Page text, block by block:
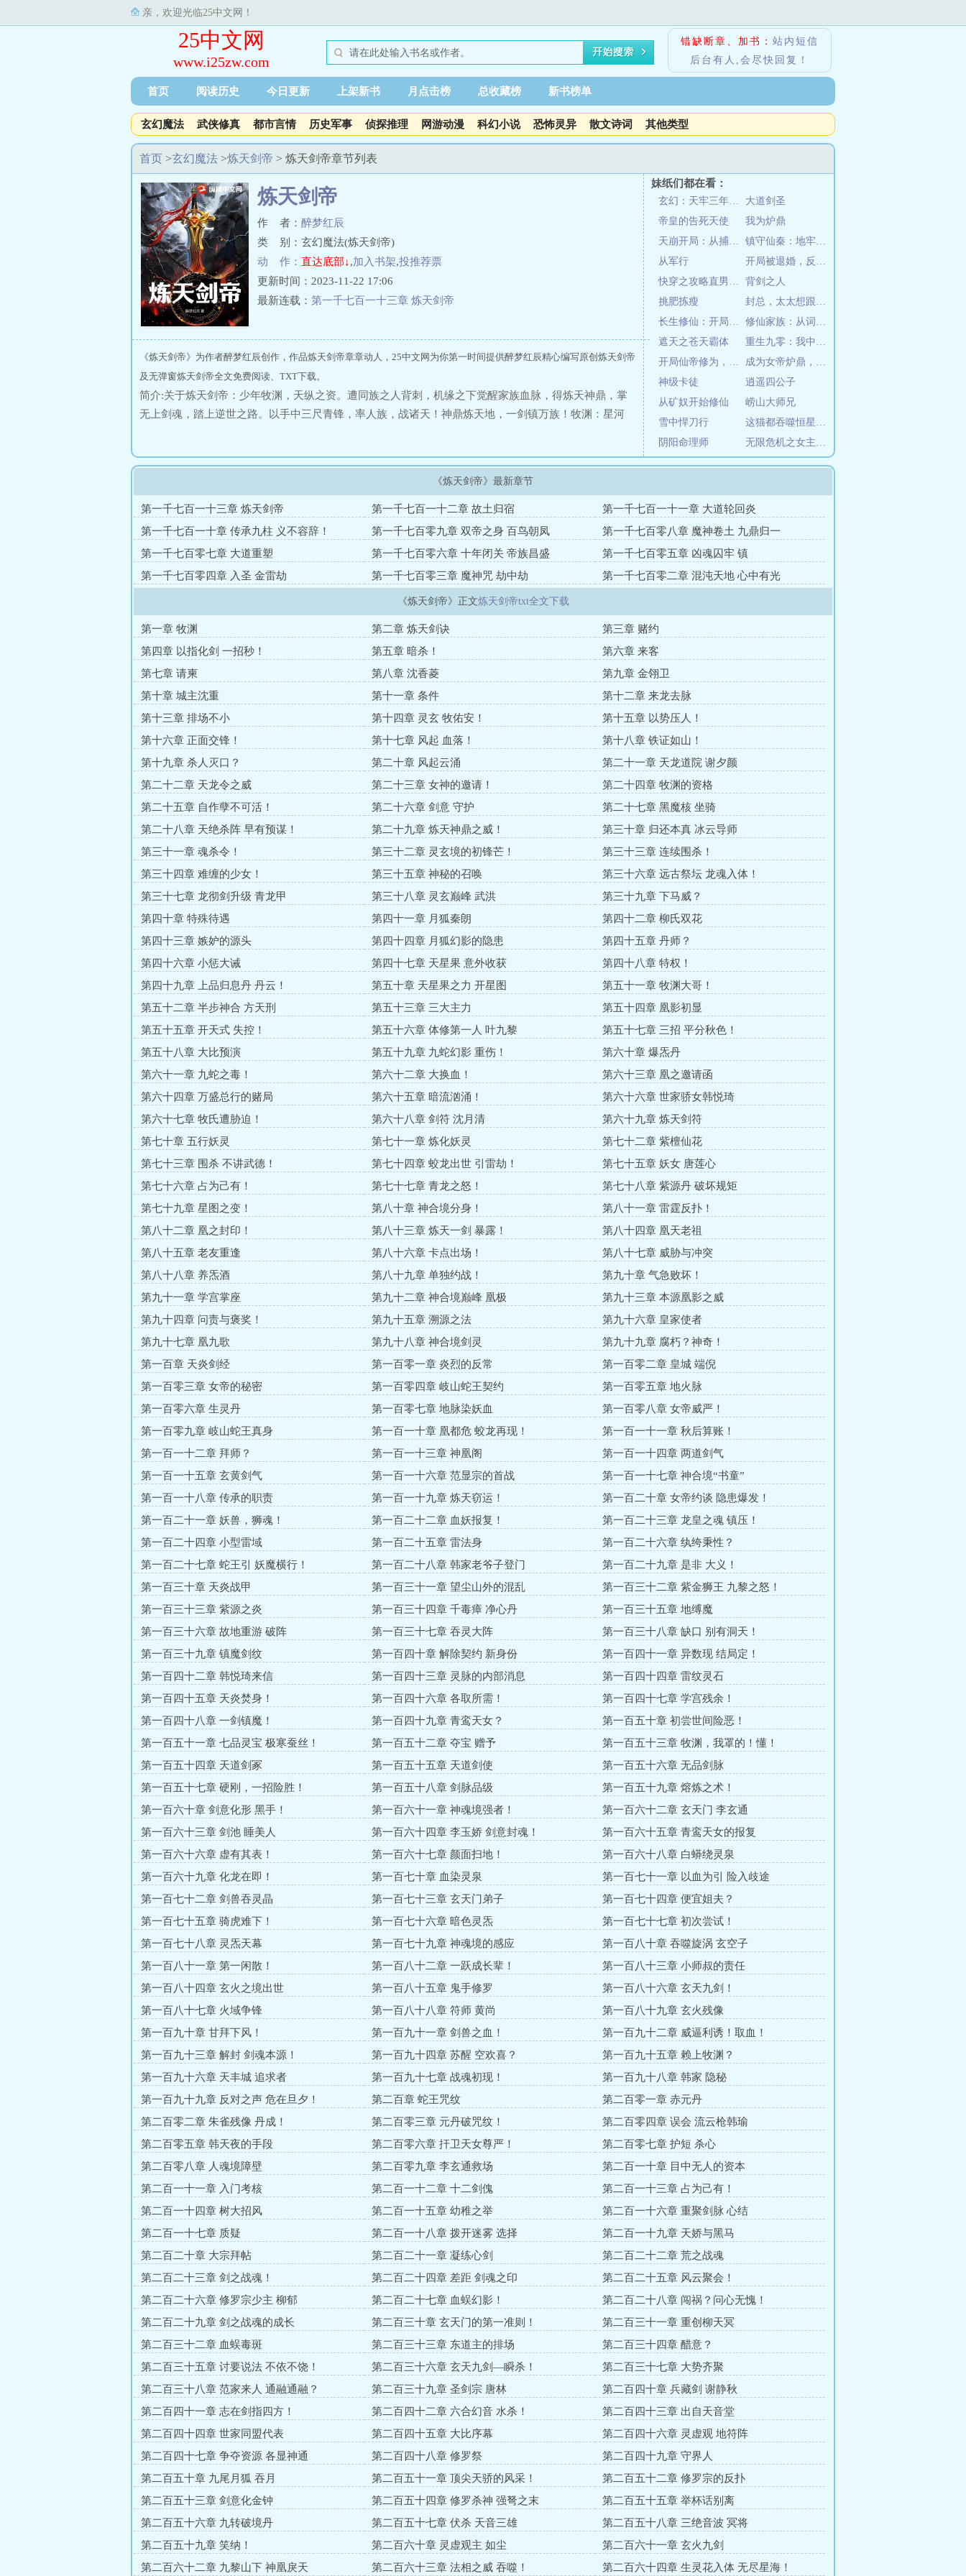
亲，欢迎光临25中文网！
25中文网
www.i25zw.com
错缺断章、加书： 站内短信
后台有人,会尽快回复！
首页 阅读历史 今日更新 上架新书 月点击榜 总收藏榜 新书榜单
玄幻魔法 武侠修真 都市言情 历史军事 侦探推理 网游动漫 科幻小说 恐怖灵异 散文诗词 其他类型
首页 >玄幻魔法 >炼天剑帝 > 炼天剑帝章节列表
妹纸们都在看：
玄幻：天牢三年，那个纨绔出狱了
大道剑圣
帝皇的告死天使
我为炉鼎
天崩开局：从捕妖人到人族大帝
镇守仙秦：地牢吞妖六十年
从军行
开局被退婚，反手娶小姨子？
快穿之攻略直男的正确姿势
背剑之人
挑肥拣瘦
封总，太太想跟你离婚很久了
长生修仙：开局和女魔头双修
修仙家族：从词条开始
遮天之苍天霸体
重生九零：我中百万大奖带全家暴富
开局仙帝修为，我的势力遍诸天
成为女帝炉鼎，我踏上了无敌路
神级卡徒
逍遥四公子
从矿奴开始修仙
崂山大师兄
雪中悍刀行
这猫都吞噬恒星了，你跟我说弱？
阴阳命理师
无限危机之女主不耗蓝
炼天剑帝
作 者： 醉梦红辰
类 别：玄幻魔法(炼天剑帝)
动 作： 直达底部↓,加入书架,投推荐票
更新时间：2023-11-22 17:06
最新连载： 第一千七百一十三章 炼天剑帝
《炼天剑帝》为作者醉梦红辰创作，作品炼天剑帝章章动人，25中文网为你第一时间提供醉梦红辰精心编写原创炼天剑帝
及无弹窗炼天剑帝全文免费阅读、TXT下载。
简介:关于炼天剑帝：少年牧渊，天纵之资。遭同族之人背刺，机缘之下觉醒家族血脉，得炼天神鼎，掌
无上剑魂，踏上逆世之路。以手中三尺青锋，率人族，战诸天！神鼎炼天地，一剑镇万族！牧渊：星河
《炼天剑帝》最新章节
第一千七百一十三章 炼天剑帝 第一千七百一十二章 故土归宿
第一千七百一十一章 大道轮回炎
第一千七百一十章 传承九柱 义不容辞！
第一千七百零九章 双帝之身 百鸟朝凤
第一千七百零八章 魔神卷土 九鼎归一
第一千七百零七章 大道重塑
第一千七百零六章 十年闭关 帝族昌盛
第一千七百零五章 凶魂囚牢 镇
第一千七百零四章 入圣 金雷劫
第一千七百零三章 魔神咒 劫中劫 第一千七百零二章 混沌天地 心中有光
《炼天剑帝》正文炼天剑帝txt全文下载
第一章 牧渊 第二章 炼天剑诀
第三章 赌约
第四章 以指化剑 一招秒！
第五章 暗杀！
第六章 来客
第七章 请柬
第八章 沈香菱
第九章 金翎卫
第十章 城主沈重
第十一章 条件
第十二章 来龙去脉
第十三章 排场不小
第十四章 灵玄 牧佑安！
第十五章 以势压人！
第十六章 正面交锋！
第十七章 风起 血落！
第十八章 铁证如山！
第十九章 杀人灭口？
第二十章 风起云涌
第二十一章 天龙道院 谢夕颜
第二十二章 天龙令之威
第二十三章 女神的邀请！
第二十四章 牧渊的资格
第二十五章 自作孽不可活！
第二十六章 剑意 守护
第二十七章 黑魔核 坐骑
第二十八章 天绝杀阵 早有预谋！
第二十九章 炼天神鼎之威！
第三十章 归还本真 冰云导师
第三十一章 魂杀令！
第三十二章 灵玄境的初锋芒！
第三十三章 连续围杀！
第三十四章 难缠的少女！
第三十五章 神秘的召唤
第三十六章 远古祭坛 龙魂入体！
第三十七章 龙彻剑升级 青龙甲
第三十八章 灵玄巅峰 武洪
第三十九章 下马威？
第四十章 特殊待遇
第四十一章 月狐秦朗
第四十二章 柳氏双花
第四十三章 嫉妒的源头
第四十四章 月狐幻影的隐患
第四十五章 丹师？
第四十六章 小惩大诫
第四十七章 天星果 意外收获
第四十八章 特权！
第四十九章 上品归息丹 丹云！
第五十章 天星果之力 开星图
第五十一章 牧渊大哥！
第五十二章 半步神合 方天刑
第五十三章 三大主力
第五十四章 凰影初显
第五十五章 开天式 失控！
第五十六章 体修第一人 叶九黎
第五十七章 三招 平分秋色！
第五十八章 大比预演
第五十九章 九蛇幻影 重伤！
第六十章 爆炁丹
第六十一章 九蛇之毒！
第六十二章 大换血！
第六十三章 凰之邀请函
第六十四章 万盛总行的赌局
第六十五章 暗流汹涌！
第六十六章 世家骄女韩悦琦
第六十七章 牧氏遭胁迫！
第六十八章 剑符 沈月清
第六十九章 炼天剑符
第七十章 五行妖灵
第七十一章 炼化妖灵
第七十二章 紫檀仙花
第七十三章 围杀 不讲武德！
第七十四章 蛟龙出世 引雷劫！
第七十五章 妖女 唐莲心
第七十六章 占为己有！
第七十七章 青龙之怒！
第七十八章 紫源丹 破坏规矩
第七十九章 星图之变！
第八十章 神合境分身！
第八十一章 雷霆反扑！
第八十二章 凰之封印！
第八十三章 炼天一剑 暴露！
第八十四章 凰天老祖
第八十五章 老友重逢
第八十六章 卡点出场！
第八十七章 威胁与冲突
第八十八章 养炁酒
第八十九章 单独约战！
第九十章 气急败坏！
第九十一章 学宫掌座
第九十二章 神合境巅峰 凰极
第九十三章 本源凰影之威
第九十四章 问责与褒奖！
第九十五章 溯源之法
第九十六章 皇家使者
第九十七章 凰九歌
第九十八章 神合境剑灵
第九十九章 腐朽？神奇！
第一百章 天炎剑经
第一百零一章 炎烈的反常
第一百零二章 皇城 端倪
第一百零三章 女帝的秘密
第一百零四章 岐山蛇王契约
第一百零五章 地火脉
第一百零六章 生灵丹
第一百零七章 地脉染妖血
第一百零八章 女帝威严！
第一百零九章 岐山蛇王真身
第一百一十章 凰都危 蛟龙再现！
第一百一十一章 秋后算账！
第一百一十二章 拜师？
第一百一十三章 神凰阁
第一百一十四章 两道剑气
第一百一十五章 玄黄剑气
第一百一十六章 范显宗的首战
第一百一十七章 神合境“书童”
第一百一十八章 传承的职责
第一百一十九章 炼天窃运！
第一百二十章 女帝约谈 隐患爆发！
第一百二十一章 妖兽，狮魂！
第一百二十二章 血妖报复！
第一百二十三章 龙皇之魂 镇压！
第一百二十四章 小型雷域
第一百二十五章 雷法身
第一百二十六章 纨绔秉性？
第一百二十七章 蛇王引 妖魔横行！
第一百二十八章 韩家老爷子登门
第一百二十九章 是非 大义！
第一百三十章 天炎战甲
第一百三十一章 望尘山外的混乱
第一百三十二章 紫金狮王 九黎之怒！
第一百三十三章 紫源之炎
第一百三十四章 千毒瘴 净心丹
第一百三十五章 地缚魔
第一百三十六章 故地重游 破阵
第一百三十七章 吞灵大阵
第一百三十八章 缺口 别有洞天！
第一百三十九章 镇魔剑纹
第一百四十章 解除契约 新身份
第一百四十一章 异数现 结局定！
第一百四十二章 韩悦琦来信
第一百四十三章 灵脉的内部消息
第一百四十四章 雷纹灵石
第一百四十五章 天炎焚身！
第一百四十六章 各取所需！
第一百四十七章 学宫残余！
第一百四十八章 一剑镇魔！
第一百四十九章 青鸾天女？
第一百五十章 初尝世间险恶！
第一百五十一章 七品灵宝 极寒蚕丝！
第一百五十二章 夺宝 赠予
第一百五十三章 牧渊，我罩的！懂！
第一百五十四章 天道剑冢
第一百五十五章 天道剑使
第一百五十六章 无品剑脉
第一百五十七章 硬刚，一招险胜！
第一百五十八章 剑脉品级
第一百五十九章 熔炼之术！
第一百六十章 剑意化形 黑手！
第一百六十一章 神魂境强者！
第一百六十二章 玄天门 李玄通
第一百六十三章 剑池 睡美人
第一百六十四章 李玉娇 剑意封魂！
第一百六十五章 青鸾天女的报复
第一百六十六章 虚有其表！
第一百六十七章 颜面扫地！
第一百六十八章 白蟒绕灵泉
第一百六十九章 化龙在即！
第一百七十章 血染灵泉
第一百七十一章 以血为引 险入歧途
第一百七十二章 剑兽吞灵晶
第一百七十三章 玄天门弟子
第一百七十四章 便宜姐夫？
第一百七十五章 骑虎难下！
第一百七十六章 暗色灵炁
第一百七十七章 初次尝试！
第一百七十八章 灵炁天幕
第一百七十九章 神魂境的感应
第一百八十章 吞噬旋涡 玄空子
第一百八十一章 第一闲散！
第一百八十二章 一跃成长辈！
第一百八十三章 小师叔的责任
第一百八十四章 玄火之境出世
第一百八十五章 鬼手修罗
第一百八十六章 玄天九剑！
第一百八十七章 火域争锋
第一百八十八章 符师 黄尚
第一百八十九章 玄火残像
第一百九十章 甘拜下风！
第一百九十一章 剑兽之血！
第一百九十二章 威逼利诱！取血！
第一百九十三章 解封 剑魂本源！
第一百九十四章 苏醒 空欢喜？
第一百九十五章 赖上牧渊？
第一百九十六章 天丰城 追求者
第一百九十七章 战魂初现！
第一百九十八章 韩家 隐秘
第一百九十九章 反对之声 危在旦夕！
第二百章 蛇王咒纹
第二百零一章 赤元丹
第二百零二章 朱雀残像 丹成！
第二百零三章 元丹破咒纹！
第二百零四章 误会 流云枪韩瑜
第二百零五章 韩天夜的手段
第二百零六章 扞卫天女尊严！
第二百零七章 护短 杀心
第二百零八章 人魂境障壁
第二百零九章 李玄通救场
第二百一十章 目中无人的资本
第二百一十一章 入门考核
第二百一十二章 十二剑傀
第二百一十三章 占为己有！
第二百一十四章 树大招风
第二百一十五章 幼稚之举
第二百一十六章 重聚剑脉 心结
第二百一十七章 质疑
第二百一十八章 拨开迷雾 选择
第二百一十九章 天娇与黑马
第二百二十章 大宗拜帖
第二百二十一章 凝练心剑
第二百二十二章 荒之战魂
第二百二十三章 剑之战魂！
第二百二十四章 差距 剑魂之印
第二百二十五章 风云聚会！
第二百二十六章 修罗宗少主 柳郁
第二百二十七章 血蜈幻影！
第二百二十八章 闯祸？问心无愧！
第二百二十九章 剑之战魂的成长
第二百三十章 玄天门的第一准则！
第二百三十一章 重创柳天冥
第二百三十二章 血蜈毒斑
第二百三十三章 东道主的排场
第二百三十四章 醋意？
第二百三十五章 讨要说法 不依不饶！
第二百三十六章 玄天九剑—瞬杀！
第二百三十七章 大势齐聚
第二百三十八章 范家来人 通融通融？
第二百三十九章 圣剑宗 唐林
第二百四十章 兵藏剑 谢静秋
第二百四十一章 志在剑指四方！
第二百四十二章 六合幻音 水杀！
第二百四十三章 出自天音堂
第二百四十四章 世家同盟代表
第二百四十五章 大比序幕
第二百四十六章 灵虚观 地符阵
第二百四十七章 争夺资源 各显神通
第二百四十八章 修罗祭
第二百四十九章 守界人
第二百五十章 九尾月狐 吞月
第二百五十一章 顶尖天骄的风采！
第二百五十二章 修罗宗的反扑
第二百五十三章 剑意化金钟
第二百五十四章 修罗杀神 强弩之末
第二百五十五章 举杯话别离
第二百五十六章 九转破境丹
第二百五十七章 伏杀 天音三雄
第二百五十八章 三绝音波 冥将
第二百五十九章 笑纳！
第二百六十章 灵虚观主 如尘
第二百六十一章 玄火九剑
第二百六十二章 九黎山下 神凰戾天
第二百六十三章 法相之威 吞噬！ 第二百六十四章 生灵花入体 无尽星海！